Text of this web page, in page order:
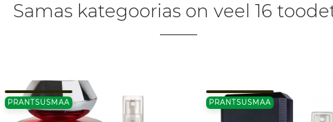
Samas kategoorias on veel 16
PRANTSUSMAA PRANTSUSMAA